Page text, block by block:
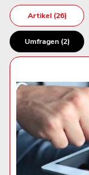
Artikel (26)
Umfragen (2)